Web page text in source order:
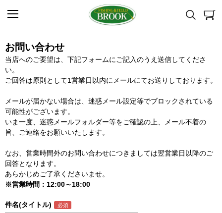
お問い合わせ
当店へのご要望は、下記フォームにご記入のうえ送信してくださ
い。
ご回答は原則として1営業日以内にメールにてお送りしております。
メールが届かない場合は、迷惑メール設定等でブロックされている
可能性がございます。
いま一度、迷惑メールフォルダー等をご確認の上、メール不着の
旨、ご連絡をお願いいたします。
なお、営業時間外のお問い合わせにつきましては翌営業日以降のご
回答となります。
あらかじめご了承くださいませ。
※営業時間：12:00～18:00
件名(タイトル)